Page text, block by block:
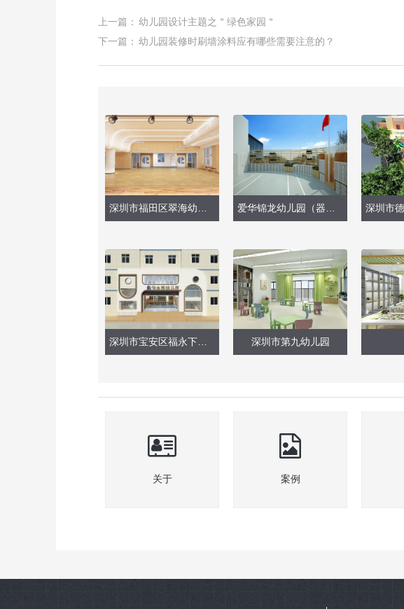
上一篇： 幼儿园设计主题之＂绿色家园＂
下一篇： 幼儿园装修时刷墙涂料应有哪些需要注意的？
深圳市第九幼儿园
关于 案例